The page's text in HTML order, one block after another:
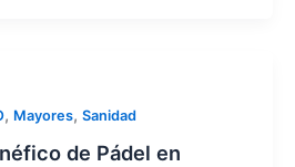
, Mayores, Sanidad
de Pádel en